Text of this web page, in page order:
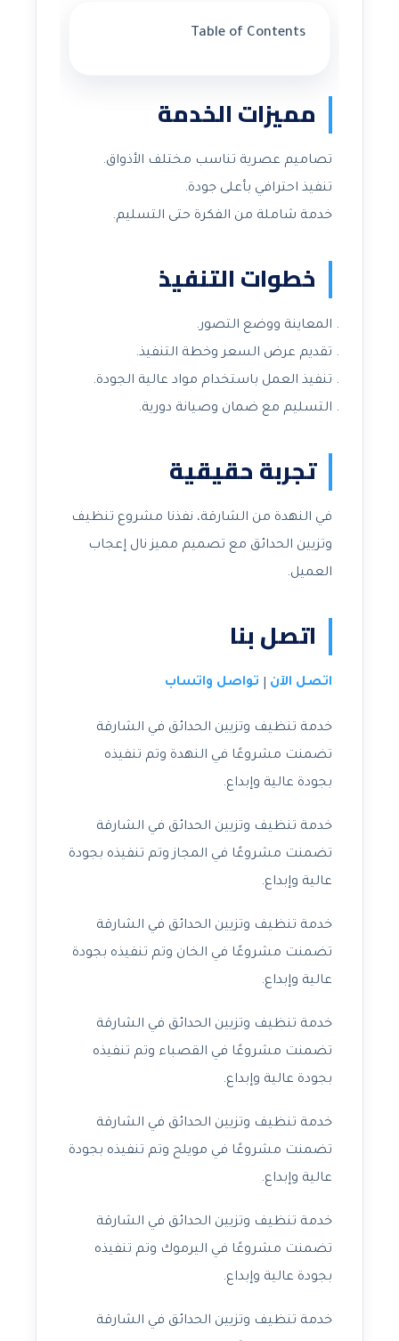
Table of Contents
مميزات الخدمة
تصاميم عصرية تناسب مختلف الأذواق.
تنفيذ احترافي بأعلى جودة.
خدمة شاملة من الفكرة حتى التسليم.
خطوات التنفيذ
المعاينة ووضع التصور.
تقديم عرض السعر وخطة التنفيذ.
تنفيذ العمل باستخدام مواد عالية الجودة.
التسليم مع ضمان وصيانة دورية.
تجربة حقيقية
في النهدة من الشارقة، نفذنا مشروع تنظيف
وتزيين الحدائق مع تصميم مميز نال إعجاب
العميل.
اتصل بنا
اتصل الآن تواصل واتساب
خدمة تنظيف وتزيين الحدائق في الشارقة
تضمنت مشروعًا في النهدة وتم تنفيذه
بجودة عالية وإبداع.
خدمة تنظيف وتزيين الحدائق في الشارقة
تضمنت مشروعًا في المجاز وتم تنفيذه بجودة
عالية وإبداع.
خدمة تنظيف وتزيين الحدائق في الشارقة
تضمنت مشروعًا في الخان وتم تنفيذه بجودة
عالية وإبداع.
خدمة تنظيف وتزيين الحدائق في الشارقة
تضمنت مشروعًا في القصباء وتم تنفيذه
بجودة عالية وإبداع.
خدمة تنظيف وتزيين الحدائق في الشارقة
تضمنت مشروعًا في مويلح وتم تنفيذه بجودة
عالية وإبداع.
خدمة تنظيف وتزيين الحدائق في الشارقة
تضمنت مشروعًا في اليرموك وتم تنفيذه
بجودة عالية وإبداع.
خدمة تنظيف وتزيين الحدائق في الشارقة